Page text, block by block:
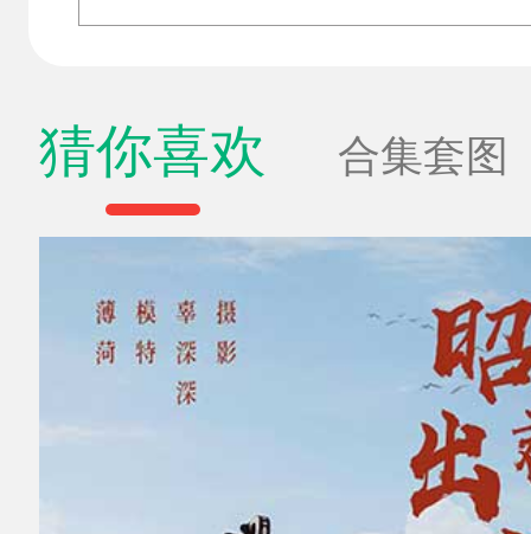
猜你喜欢 合集套图